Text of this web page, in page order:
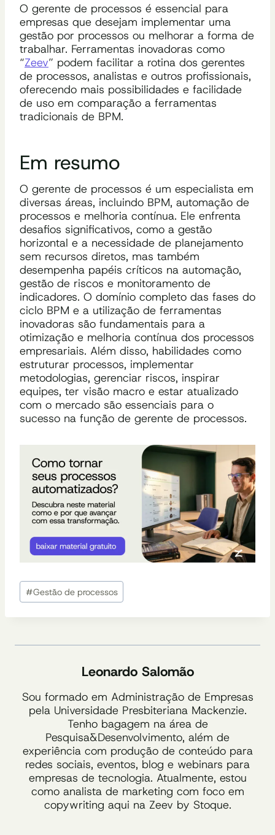
O gerente de processos é essencial para
empresas que desejam implementar uma
gestão por processos ou melhorar a forma de
trabalhar. Ferramentas inovadoras como
“Zeev” podem facilitar a rotina dos gerentes
de processos, analistas e outros profissionais,
oferecendo mais possibilidades e facilidade
de uso em comparação a ferramentas
tradicionais de BPM.
Em resumo
O gerente de processos é um especialista em
diversas áreas, incluindo BPM, automação de
processos e melhoria contínua. Ele enfrenta
desafios significativos, como a gestão
horizontal e a necessidade de planejamento
sem recursos diretos, mas também
desempenha papéis críticos na automação,
gestão de riscos e monitoramento de
indicadores. O domínio completo das fases do
ciclo BPM e a utilização de ferramentas
inovadoras são fundamentais para a
otimização e melhoria contínua dos processos
empresariais. Além disso, habilidades como
estruturar processos, implementar
metodologias, gerenciar riscos, inspirar
equipes, ter visão macro e estar atualizado
com o mercado são essenciais para o
sucesso na função de gerente de processos.
Tags
do
#Gestão de processos
Leonardo Salomão
Sou formado em Administração de Empresas
pela Universidade Presbiteriana Mackenzie.
Tenho bagagem na área de
Pesquisa&Desenvolvimento, além de
experiência com produção de conteúdo para
redes sociais, eventos, blog e webinars para
empresas de tecnologia. Atualmente, estou
como analista de marketing com foco em
copywriting aqui na Zeev by Stoque.